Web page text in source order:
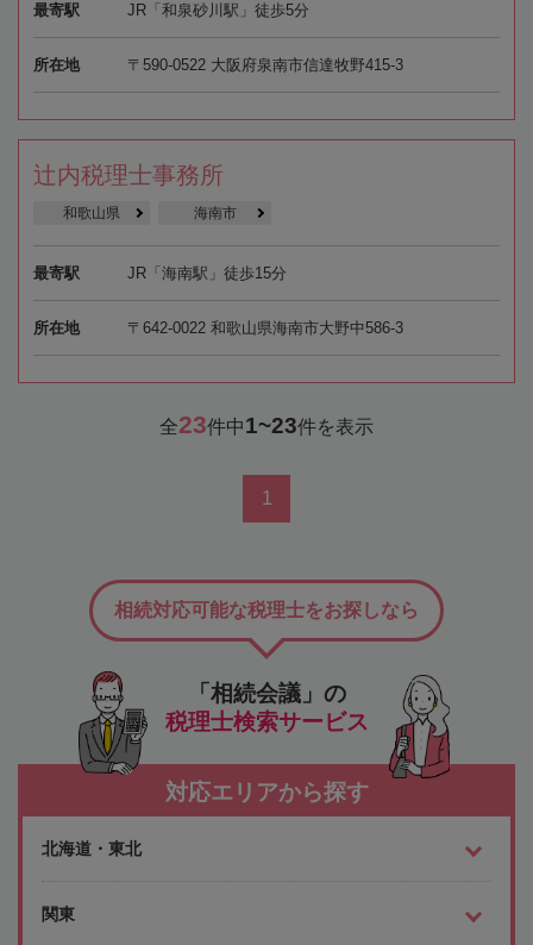
最寄駅 JR「和泉砂川駅」徒歩5分
所在地 〒590-0522 大阪府泉南市信達牧野415-3
辻内税理士事務所
和歌山県 海南市
最寄駅 JR「海南駅」徒歩15分
所在地 〒642-0022 和歌山県海南市大野中586-3
全23件中1~23件を表示
1
「相続会議」の
税理士検索サービス
相続対応可能な税理士をお探しなら
対応エリアから探す
北海道・東北
関東